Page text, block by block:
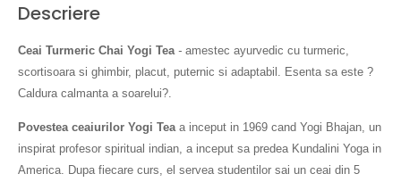
Descriere
Ceai Turmeric Chai Yogi Tea - amestec ayurvedic cu turmeric,
scortisoara si ghimbir, placut, puternic si adaptabil. Esenta sa este ?
Caldura calmanta a soarelui?.
Povestea ceaiurilor Yogi Tea a inceput in 1969 cand Yogi Bhajan, un
inspirat profesor spiritual indian, a inceput sa predea Kundalini Yoga in
America. Dupa fiecare curs, el servea studentilor sai un ceai din 5